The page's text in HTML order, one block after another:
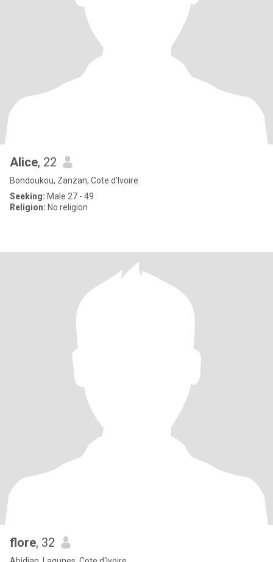
Alice, 22
Bondoukou, Zanzan, Cote d'Ivoire
Seeking: Male 27 - 49
Religion: No religion
flore, 32